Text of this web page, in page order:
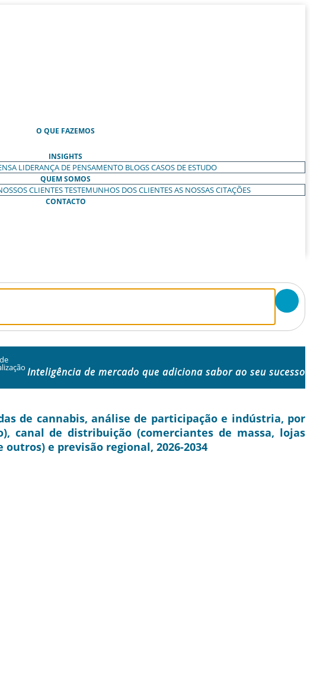
O QUE FAZEMOS
INSIGHTS
LIDERANÇA DE PENSAMENTO BLOGSCASOS DE ESTUDO
QUEM SOMOS
CLIENTESTESTEMUNHOS DOS CLIENTESAS NOSSAS CITAÇÕES
CONTACTO
Inteligência de mercado que adiciona sabor ao seu sucesso
de cannabis, análise de participação e indústria, por
canal de distribuição (comerciantes de massa, lojas
e previsão regional, 2026-2034